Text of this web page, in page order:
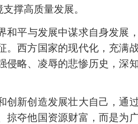
撑高质量发展。
和平与发展中谋求自身发展
西方国家的现代化，充满
略、凌辱的悲惨历史，深
新创造发展壮大自己，通
夺他国资源财富，而是为